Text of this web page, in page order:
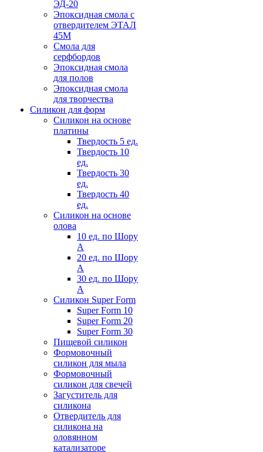
ЭД-20
Эпоксидная смола с
отвердителем ЭТАЛ
45М
Смола для
серфбордов
Эпоксидная смола
для полов
Эпоксидная смола
для творчества
Силикон для форм
Силикон на основе
платины
Твердость 5 ед.
Твердость 10
ед.
Твердость 30
ед.
Твердость 40
ед.
Силикон на основе
олова
10 ед. по Шору
А
20 ед. по Шору
А
30 ед. по Шору
А
Силикон Super Form
Super Form 10
Super Form 20
Super Form 30
Пищевой силикон
Формовочный
силикон для мыла
Формовочный
силикон для свечей
Загуститель для
силикона
Отвердитель для
силикона на
оловянном
катализаторе